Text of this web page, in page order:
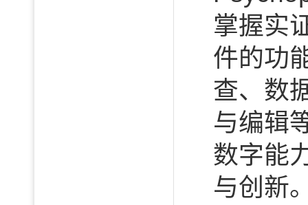
掌握实
件的功
查、数
与编辑
数字能
与创新